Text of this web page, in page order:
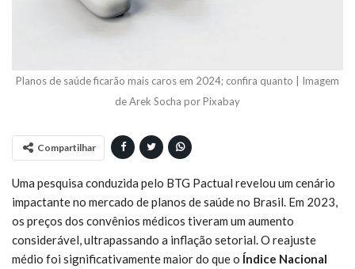
Planos de saúde ficarão mais caros em 2024; confira quanto | Imagem
de Arek Socha por Pixabay
Compartilhar
Uma pesquisa conduzida pelo BTG Pactual revelou um cenário
impactante no mercado de planos de saúde no Brasil. Em 2023,
os preços dos convênios médicos tiveram um aumento
considerável, ultrapassando a inflação setorial. O reajuste
médio foi significativamente maior do que o Índice Nacional